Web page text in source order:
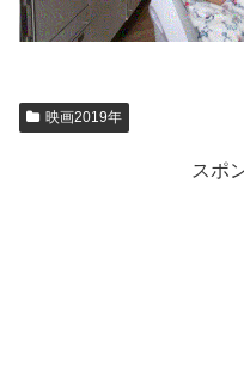
映画2019年
スポ